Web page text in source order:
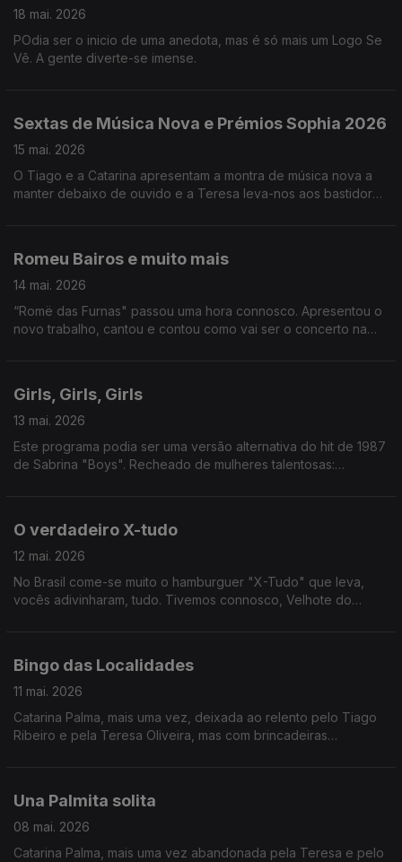
18 mai. 2026
POdia ser o inicio de uma anedota, mas é só mais um Logo Se
Vê. A gente diverte-se imense.
Sextas de Música Nova e Prémios Sophia 2026
15 mai. 2026
O Tiago e a Catarina apresentam a montra de música nova a
manter debaixo de ouvido e a Teresa leva-nos aos bastidores
Romeu Bairos e muito mais
14 mai. 2026
“Romë das Furnas" passou uma hora connosco. Apresentou o
novo trabalho, cantou e contou como vai ser o concerto na
Girls, Girls, Girls
13 mai. 2026
Este programa podia ser uma versão alternativa do hit de 1987
de Sabrina "Boys". Recheado de mulheres talentosas:
O verdadeiro X-tudo
12 mai. 2026
No Brasil come-se muito o hamburguer "X-Tudo" que leva,
vocês adivinharam, tudo. Tivemos connosco, Velhote do
Bingo das Localidades
11 mai. 2026
Catarina Palma, mais uma vez, deixada ao relento pelo Tiago
Ribeiro e pela Teresa Oliveira, mas com brincadeiras
Una Palmita solita
08 mai. 2026
Catarina Palma, mais uma vez abandonada pela Teresa e pelo